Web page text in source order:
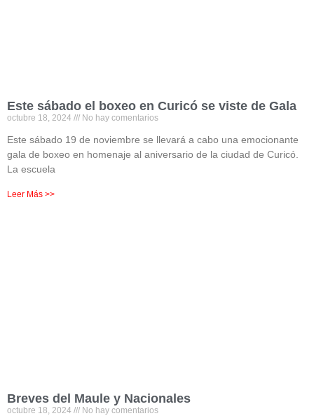
Este sábado el boxeo en Curicó se viste de Gala
octubre 18, 2024 No hay comentarios
Este sábado 19 de noviembre se llevará a cabo una emocionante
gala de boxeo en homenaje al aniversario de la ciudad de Curicó.
La escuela
Leer Más >>
Breves del Maule y Nacionales
octubre 18, 2024 No hay comentarios